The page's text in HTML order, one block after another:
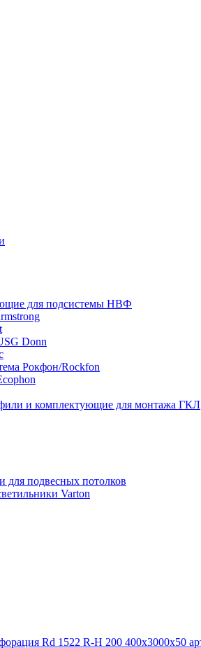
для подсистемы НВФ
Donn
Рокфон/Rockfon
и комплектующие для монтажа ГКЛ
для подвесных потолков
Varton